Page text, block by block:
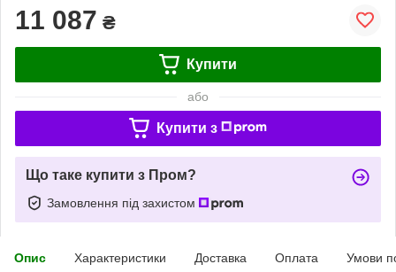
11 087 ₴
Купити
або
Купити з
Що таке купити з Пром?
Замовлення під захистом
Опис Характеристики Доставка Оплата Умови